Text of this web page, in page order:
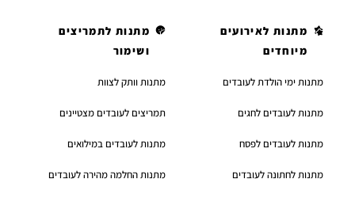
מתנות לאירועים
מיוחדים
מתנות ימי הולדת לעובדים
מתנות לעובדים לחגים
מתנות לעובדים לפסח
מתנות לחתונה לעובדים
מתנות לתמריצים
ושימור
מתנות וותק לצוות
תמריצים לעובדים מצטיינים
מתנות לעובדים במילואים
מתנות החלמה מהירה לעובדים